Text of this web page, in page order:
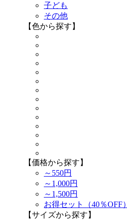
子ども
その他
【色から探す】
【価格から探す】
～550円
～1,000円
～1,500円
お得セット（40％OFF）
【サイズから探す】